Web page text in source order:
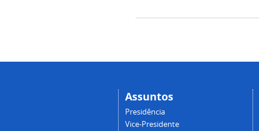
Assuntos
Presidência
Vice-Presidente